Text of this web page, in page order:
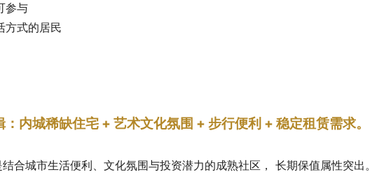
参与
方式的居民
内城稀缺住宅 + 艺术文化氛围 + 步行便利 + 稳定租赁需求。
合城市生活便利、文化氛围与投资潜力的成熟社区， 长期保值属性突出。